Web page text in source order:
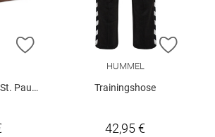
ZUR WUNSCHLISTE HINZUFÜGEN
26/27"
ZUR
HUMMEL
Trainingshose
42,95 €